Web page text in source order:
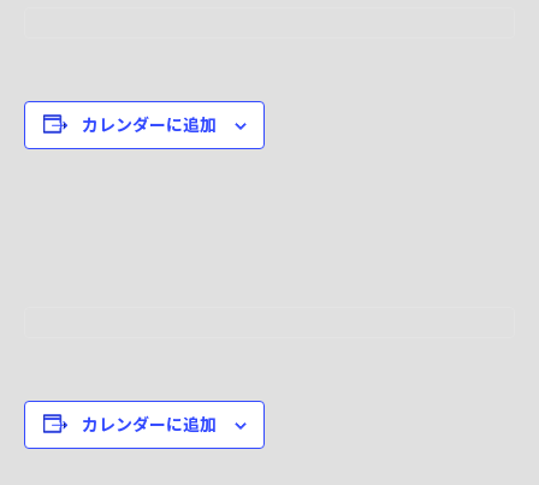
カレンダーに追加
カレンダーに追加